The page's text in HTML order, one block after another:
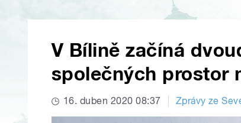
V Bílině začíná
společných prostor
16. duben 2020 08:37 Zprávy ze